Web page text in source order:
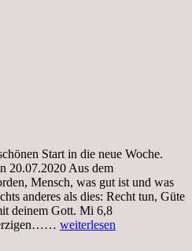
Start in die neue Woche.
20.07.2020 Aus dem
Mensch, was gut ist und was
anderes als dies: Recht tun, Güte
deinem Gott. Mi 6,8
Tag
weiterlesen